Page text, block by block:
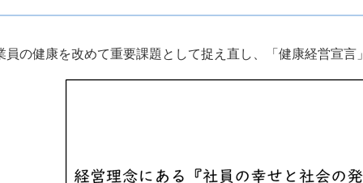
の健康を改めて重要課題として捉え直し、「健康経営